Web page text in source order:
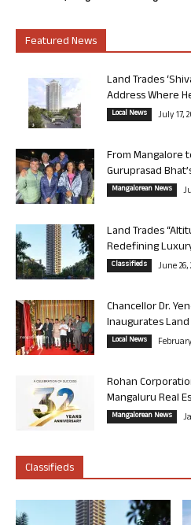
Featured News
Land Trades
Address Where
Local News July 17,
From Mangalore
Guruprasad
Mangalorean News
Land Trades
Redefining
Classifieds June 26,
Chancellor Dr.
Inaugurates Land
Local News
Rohan
Mangaluru Real
Mangalorean News
Classifieds